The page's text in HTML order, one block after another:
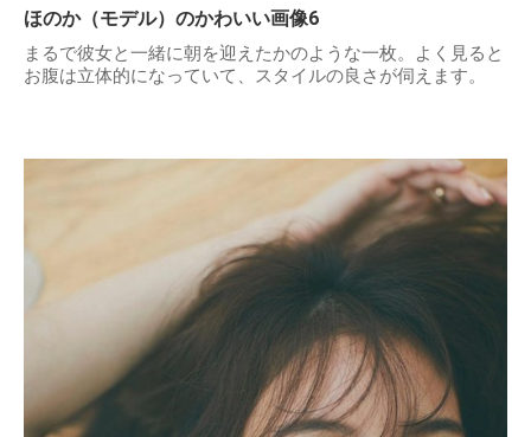
ほのか（モデル）のかわいい画像6
まるで彼女と一緒に朝を迎えたかのような一枚。よく見ると
お腹は立体的になっていて、スタイルの良さが伺えます。